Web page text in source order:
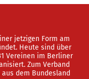
jetzigen Form am
Heute sind über
Vereinen im Berliner
Zum Verband
dem Bundesland